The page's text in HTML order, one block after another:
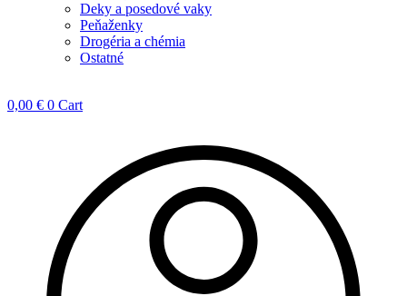
Deky a posedové vaky
Peňaženky
Drogéria a chémia
Ostatné
0,00 € 0 Cart